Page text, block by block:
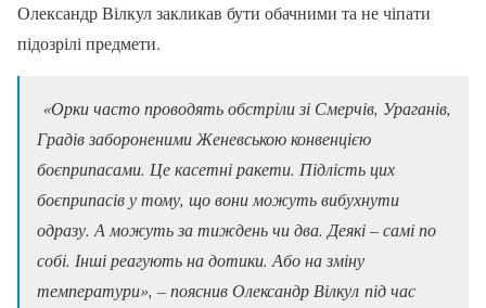
Олександр Вілкул закликав бути обачними та не чіпати
підозрілі предмети.
«Орки часто проводять обстріли зі Смерчів, Ураганів,
Градів забороненими Женевською конвенцією
боєприпасами. Це касетні ракети. Підлість цих
боєприпасів у тому, що вони можуть вибухнути
одразу. А можуть за тиждень чи два. Деякі – самі по
собі. Інші реагують на дотики. Або на зміну
температури», – пояснив Олександр Вілкул під час